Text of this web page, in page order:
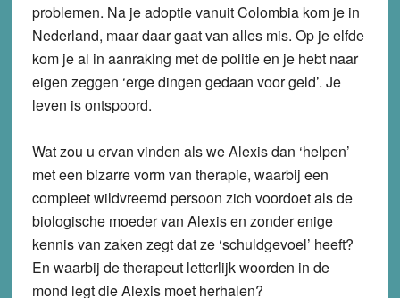
problemen. Na je adoptie vanuit Colombia kom je in
Nederland, maar daar gaat van alles mis. Op je elfde
kom je al in aanraking met de politie en je hebt naar
eigen zeggen ‘erge dingen gedaan voor geld’. Je
leven is ontspoord.
Wat zou u ervan vinden als we Alexis dan ‘helpen’
met een bizarre vorm van therapie, waarbij een
compleet wildvreemd persoon zich voordoet als de
biologische moeder van Alexis en zonder enige
kennis van zaken zegt dat ze ‘schuldgevoel’ heeft?
En waarbij de therapeut letterlijk woorden in de
mond legt die Alexis moet herhalen?